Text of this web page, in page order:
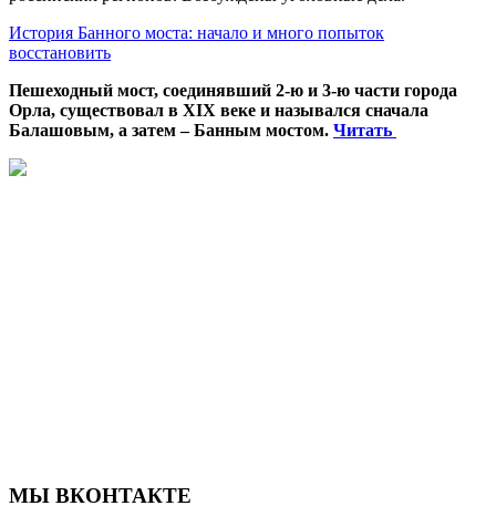
История Банного моста: начало и много попыток
восстановить
Пешеходный мост, соединявший 2-ю и 3-ю части города
Орла, существовал в XIX веке и назывался сначала
Балашовым, а затем – Банным мостом. Читать
МЫ ВКОНТАКТЕ